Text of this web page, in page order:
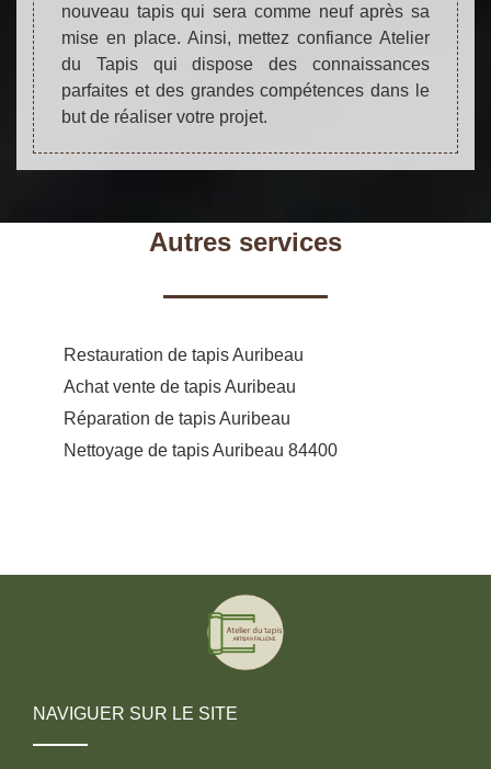
nouveau tapis qui sera comme neuf après sa
mise en place. Ainsi, mettez confiance Atelier
du Tapis qui dispose des connaissances
parfaites et des grandes compétences dans le
but de réaliser votre projet.
Autres services
Restauration de tapis Auribeau
Achat vente de tapis Auribeau
Réparation de tapis Auribeau
Nettoyage de tapis Auribeau 84400
NAVIGUER SUR LE SITE